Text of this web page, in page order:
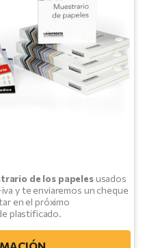
de los papelesusados
y te enviaremos un cheque
en el próximo
plastificado.